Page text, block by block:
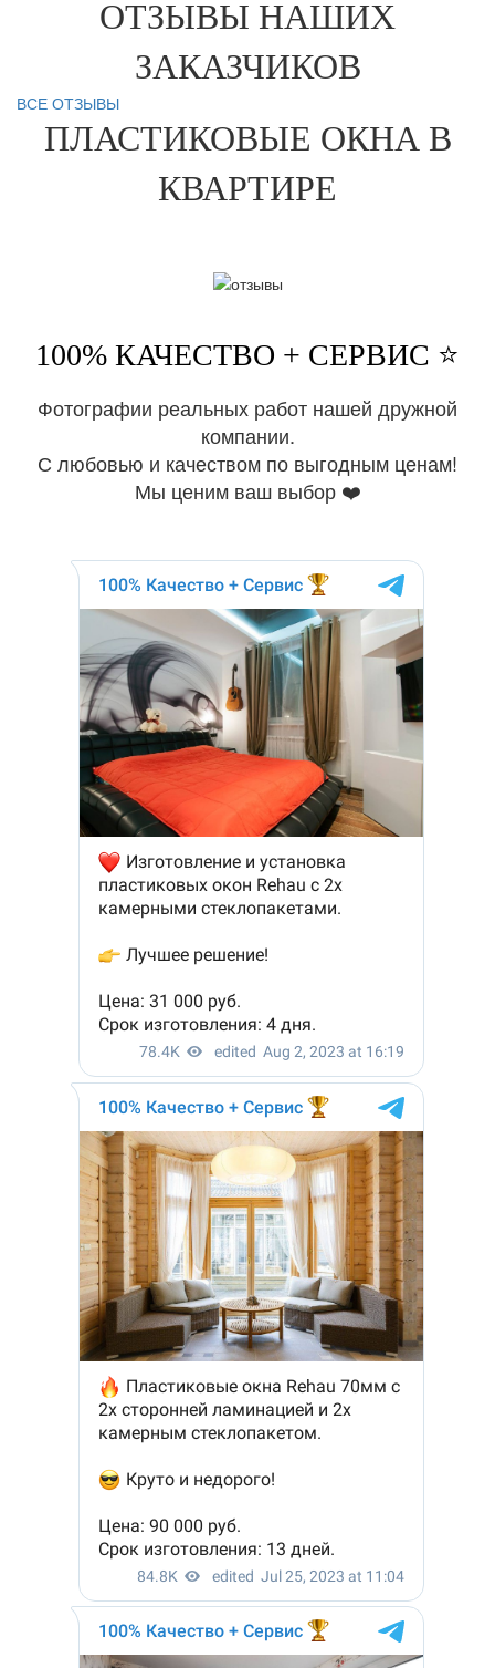
ОТЗЫВЫ НАШИХ
ЗАКАЗЧИКОВ
ВСЕ ОТЗЫВЫ
ПЛАСТИКОВЫЕ ОКНА В
КВАРТИРЕ
100% КАЧЕСТВО + СЕРВИС ⭐️
Фотографии реальных работ нашей дружной
компании.
С любовью и качеством по выгодным ценам!
Мы ценим ваш выбор ❤️